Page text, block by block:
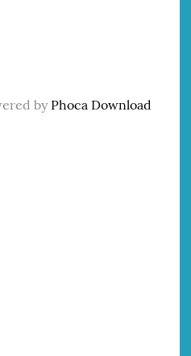
by Phoca Download